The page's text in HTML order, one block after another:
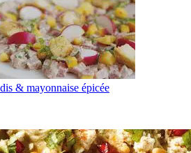
& mayonnaise épicée